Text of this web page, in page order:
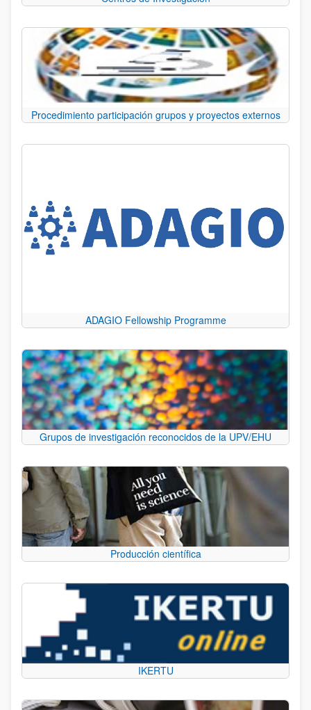
Procedimiento participación grupos y proyectos externos
ADAGIO Fellowship Programme
Grupos de investigación reconocidos de la UPV/EHU
Producción científica
IKERTU